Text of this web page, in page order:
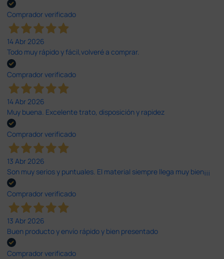
Comprador verificado
14 Abr 2026
Todo muy rápido y fácil,volveré a comprar.
Comprador verificado
14 Abr 2026
Muy buena. Excelente trato, disposición y rapidez
Comprador verificado
13 Abr 2026
Son muy serios y puntuales. El material siempre llega muy bien¡¡¡
Comprador verificado
13 Abr 2026
Buen producto y envío rápido y bien presentado
Comprador verificado